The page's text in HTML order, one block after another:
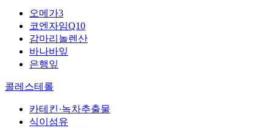
오메가3
코엔자임Q10
감마리놀렌산
바나바잎
은행잎
콜레스테롤
카테킨·녹차추출물
식이섬유